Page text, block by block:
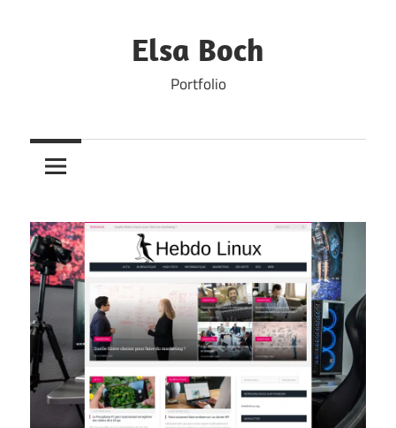
Elsa Boch
Portfolio